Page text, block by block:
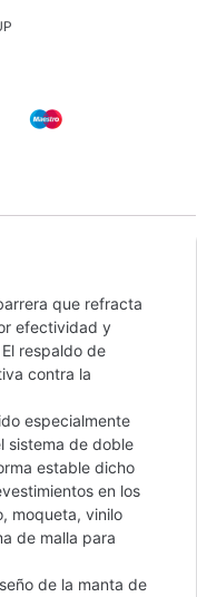
que refracta
efectividad y
respaldo de
contra la
especialmente
sistema de doble
estable dicho
en los
moqueta, vinilo
de malla para
de la manta de